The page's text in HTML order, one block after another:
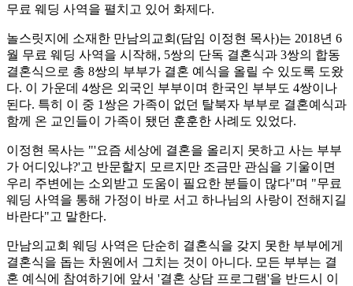
무료 웨딩 사역을 펼치고 있어 화제다.
놀스릿지에 소재한 만남의교회(담임 이정현 목사)는 2018년 6
월 무료 웨딩 사역을 시작해, 5쌍의 단독 결혼식과 3쌍의 합동
결혼식으로 총 8쌍의 부부가 결혼 예식을 올릴 수 있도록 도왔
다. 이 가운데 4쌍은 외국인 부부이며 한국인 부부도 4쌍이나
된다. 특히 이 중 1쌍은 가족이 없던 탈북자 부부로 결혼예식과
함께 온 교인들이 가족이 됐던 훈훈한 사례도 있었다.
이정현 목사는 "'요즘 세상에 결혼을 올리지 못하고 사는 부부
가 어디있냐?'고 반문할지 모르지만 조금만 관심을 기울이면
우리 주변에는 소외받고 도움이 필요한 분들이 많다"며 "무료
웨딩 사역을 통해 가정이 바로 서고 하나님의 사랑이 전해지길
바란다"고 말한다.
만남의교회 웨딩 사역은 단순히 결혼식을 갖지 못한 부부에게
결혼식을 돕는 차원에서 그치는 것이 아니다. 모든 부부는 결
혼 예식에 참여하기에 앞서 '결혼 상담 프로그램'을 반드시 이